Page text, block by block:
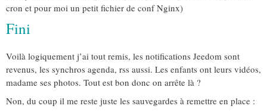
cron et pour moi un petit fichier de conf Nginx)
Fini
Voilà logiquement j’ai tout remis, les notifications Jeedom sont
revenus, les synchros agenda, rss aussi. Les enfants ont leurs vidéos,
madame ses photos. Tout est bon donc on arrête là ?
Non, du coup il me reste juste les sauvegardes à remettre en place :